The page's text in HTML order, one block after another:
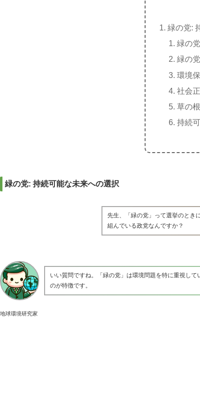
緑の党:
緑の
緑の
環境
社会
草の
持続
緑の党: 持続可能な未来への選択
先生、「緑の党」って選挙のとき
組んでいる政党なんですか？
地球環境研究家
いい質問ですね。「緑の党」は環境問題を特に重視し
のが特徴です。